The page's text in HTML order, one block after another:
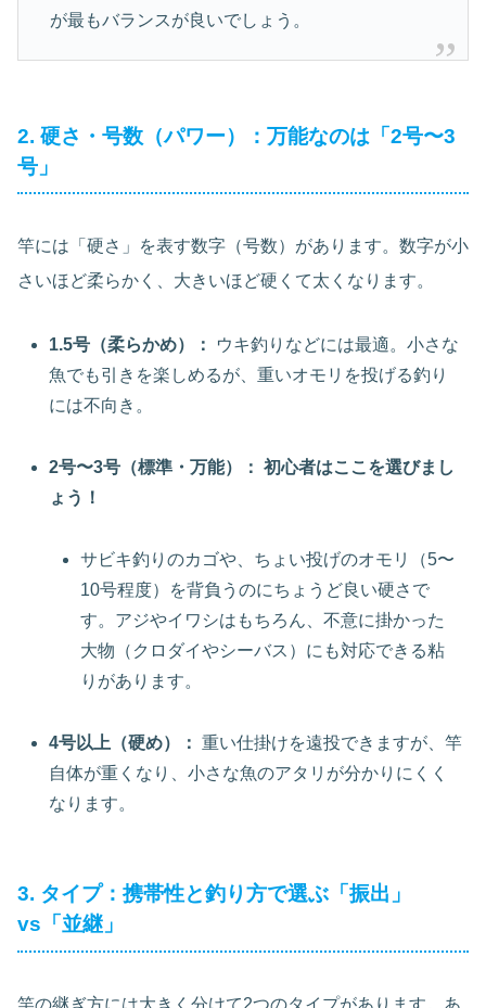
が最もバランスが良いでしょう。
2. 硬さ・号数（パワー）：万能なのは「2号〜3
号」
竿には「硬さ」を表す数字（号数）があります。数字が小
さいほど柔らかく、大きいほど硬くて太くなります。
1.5号（柔らかめ）：
ウキ釣りなどには最適。小さな
魚でも引きを楽しめるが、重いオモリを投げる釣り
には不向き。
2号〜3号（標準・万能）： 初心者はここを選びまし
ょう！
サビキ釣りのカゴや、ちょい投げのオモリ（5〜
10号程度）を背負うのにちょうど良い硬さで
す。アジやイワシはもちろん、不意に掛かった
大物（クロダイやシーバス）にも対応できる粘
りがあります。
4号以上（硬め）： 重い仕掛けを遠投できますが、竿
自体が重くなり、小さな魚のアタリが分かりにくく
なります。
3. タイプ：携帯性と釣り方で選ぶ「振出」
vs「並継」
竿の継ぎ方には大きく分けて2つのタイプがあります。あ